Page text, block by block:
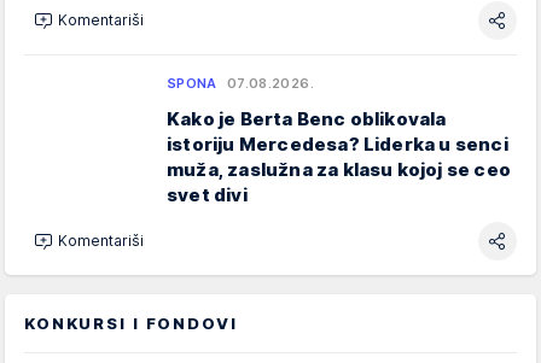
Komentariši
SPONA 07.08.2026.
Kako je Berta Benc oblikovala
istoriju Mercedesa? Liderka u senci
muža, zaslužna za klasu kojoj se ceo
svet divi
Komentariši
KONKURSI I FONDOVI